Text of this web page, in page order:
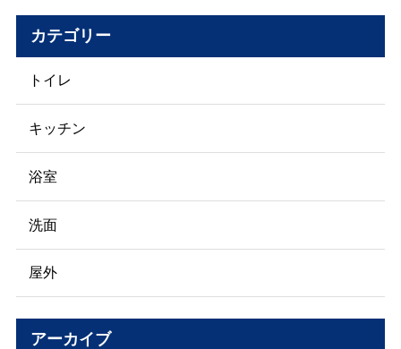
カテゴリー
トイレ
キッチン
浴室
洗面
屋外
アーカイブ